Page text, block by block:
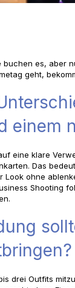
es, aber
geht,
einem
eine klare
Das
Look ohne
Shooting
drei Outfits